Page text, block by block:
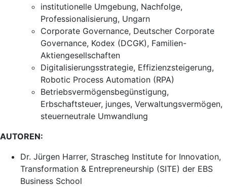
institutionelle Umgebung, Nachfolge,
Professionalisierung, Ungarn
Corporate Governance, Deutscher Corporate
Governance, Kodex (DCGK), Familien-
Aktiengesellschaften
Digitalisierungsstrategie, Effizienzsteigerung,
Robotic Process Automation (RPA)
Betriebsvermögensbegünstigung,
Erbschaftsteuer, junges, Verwaltungsvermögen,
steuerneutrale Umwandlung
AUTOREN:
Dr. Jürgen Harrer, Strascheg Institute for Innovation,
Transformation & Entrepreneurship (SITE) der EBS
Business School